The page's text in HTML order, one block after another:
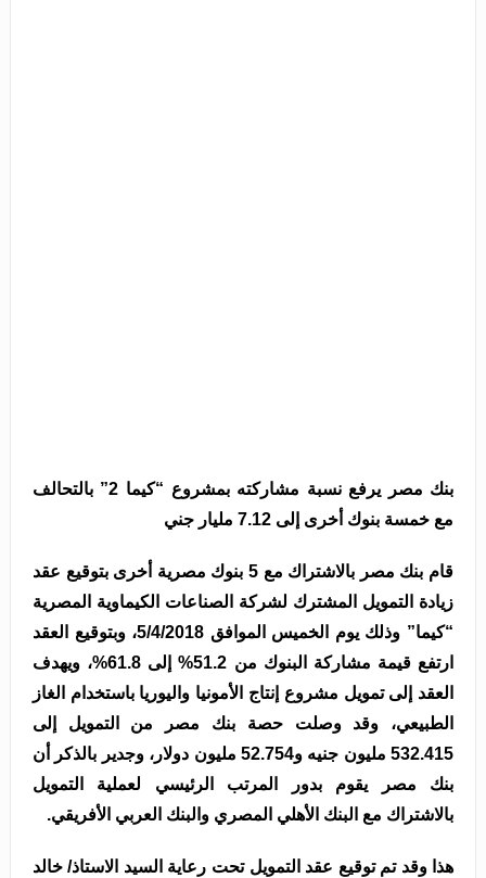
بنك مصر يرفع نسبة مشاركته بمشروع “كيما 2” بالتحالف
مع خمسة بنوك أخرى إلى 7.12 مليار جني
قام بنك مصر بالاشتراك مع 5 بنوك مصرية أخرى بتوقيع عقد
زيادة التمويل المشترك لشركة الصناعات الكيماوية المصرية
“كيما” وذلك يوم الخميس الموافق 5/4/2018، وبتوقيع العقد
ارتفع قيمة مشاركة البنوك من 51.2% إلى 61.8%، ويهدف
العقد إلى تمويل مشروع إنتاج الأمونيا واليوريا باستخدام الغاز
الطبيعي، وقد وصلت حصة بنك مصر من التمويل إلى
532.415 مليون جنيه و52.754 مليون دولار، وجدير بالذكر أن
بنك مصر يقوم بدور المرتب الرئيسي لعملية التمويل
بالاشتراك مع البنك الأهلي المصري والبنك العربي الأفريقي.
هذا وقد تم توقيع عقد التمويل تحت رعاية السيد الاستاذ/ خالد